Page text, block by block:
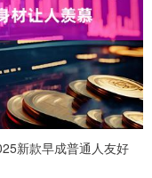
新款早成普通人友好